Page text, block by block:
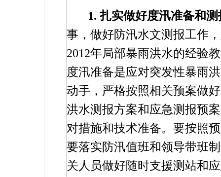
1. 扎实做好度汛准备和
事，做好防汛水文测报工作
2012年局部暴雨洪水的经验
度汛准备是应对突发性暴雨
动手，严格按照相关预案做
洪水测报方案和应急测报预
对措施和技术准备。要按照
要落实防汛值班和领导带班
关人员做好随时支援测站和